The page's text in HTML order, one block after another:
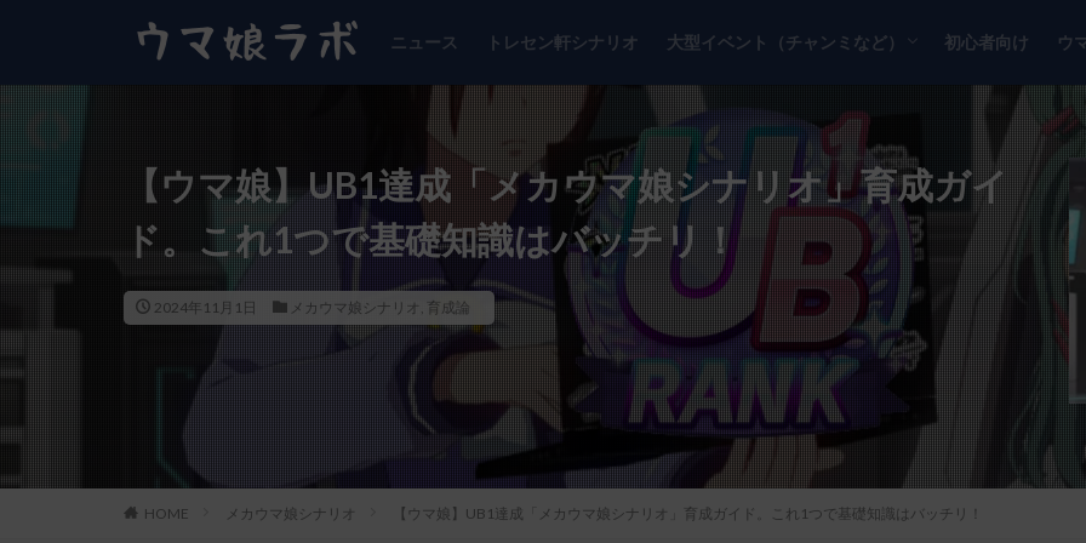
ニュース トレセン軒シナリオ 大型イベント（チャンミなど）
チャンピオンズミーティング
リーグオブヒーローズ
初心者向け ウ
【ウマ娘】UB1達成「メカウマ娘シナリオ」育成ガイ
ド。これ1つで基礎知識はバッチリ！
2024年11月1日 メカウマ娘シナリオ , 育成論
HOME メカウマ娘シナリオ 【ウマ娘】UB1達成「メカウマ娘シナリオ」育成ガイド。これ1つで基礎知識はバッチリ！